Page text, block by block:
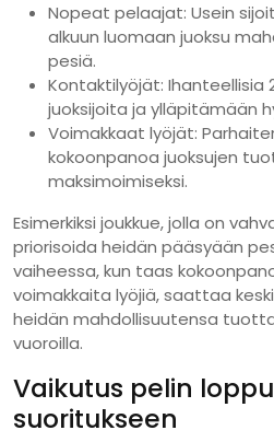
Nopeat pelaajat: Usein
alkuun luomaan juoksu
pesiä.
Kontaktilyöjät: Ihanteellisia
juoksijoita ja ylläpitämään
Voimakkaat lyöjät:
kokoonpanoa juoksujen
maksimoimiseksi.
Esimerkiksi joukkue, jolla on
priorisoida heidän pääsyään
vaiheessa, kun taas
voimakkaita lyöjiä, saattaa
heidän mahdollisuutensa
vuoroilla.
Vaikutus pelin
suoritukseen